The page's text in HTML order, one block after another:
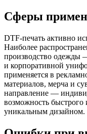
Сферы
DTF-печать активно
Наиболее
производство одежды
и корпоративной
применяется в
материалов, мерча и
направление —
возможность быстрого
уникальным дизайном.